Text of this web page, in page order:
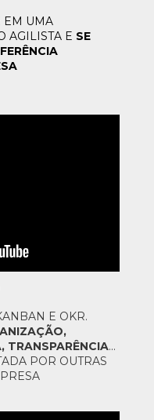
E OKR.
TRANSPARÊNCIA...
POR OUTRAS
EM UMA
AGILISTA E
SE